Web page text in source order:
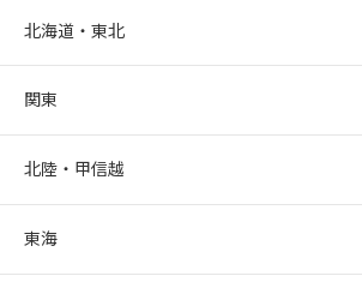
北海道・東北
関東
北陸・甲信越
東海